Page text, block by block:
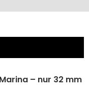
– nur 32 mm